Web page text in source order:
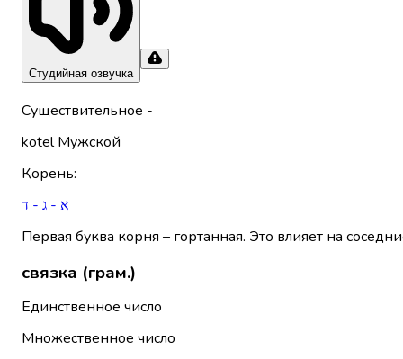
Студийная озвучка
Существительное -
kotel Мужской
Корень:
א - ג - ד
Первая буква корня – гортанная. Это влияет на
связка (грам.)
Единственное число
Множественное число